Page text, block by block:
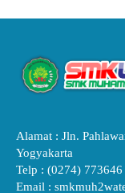
Alamat : Jln.
Yogyakarta
Telp : (0274) 773646
Email :